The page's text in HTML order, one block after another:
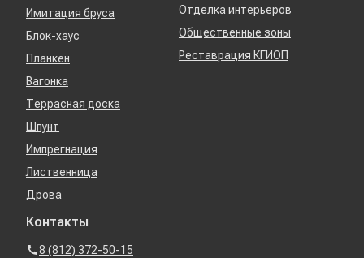
Имитация бруса
Блок-хаус
Планкен
Вагонка
Террасная доска
Шпунт
Импрегнация
Лиственница
Дрова
Отделка интерьеров
Общественные зоны
Реставрация КГИОП
Контакты
8 (812) 372-50-15